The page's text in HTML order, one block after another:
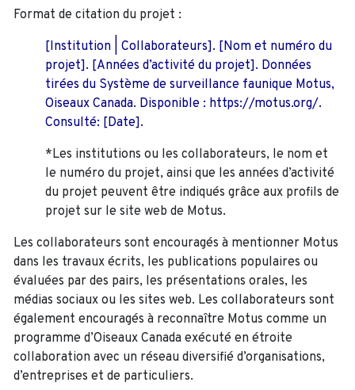
Format de citation du projet :
[Institution | Collaborateurs]. [Nom et numéro du
projet]. [Années d’activité du projet]. Données
tirées du Système de surveillance faunique Motus,
Oiseaux Canada. Disponible : https://motus.org/.
Consulté: [Date].
*Les institutions ou les collaborateurs, le nom et
le numéro du projet, ainsi que les années d’activité
du projet peuvent être indiqués grâce aux profils de
projet sur le site web de Motus.
Les collaborateurs sont encouragés à mentionner Motus
dans les travaux écrits, les publications populaires ou
évaluées par des pairs, les présentations orales, les
médias sociaux ou les sites web. Les collaborateurs sont
également encouragés à reconnaître Motus comme un
programme d’Oiseaux Canada exécuté en étroite
collaboration avec un réseau diversifié d’organisations,
d’entreprises et de particuliers.